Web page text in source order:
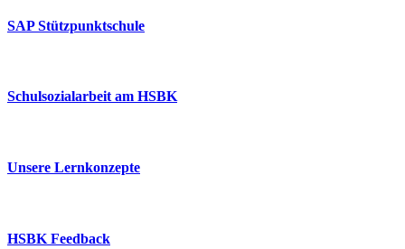
SAP Stützpunktschule
Schulsozialarbeit am HSBK
Unsere Lernkonzepte
HSBK Feedback